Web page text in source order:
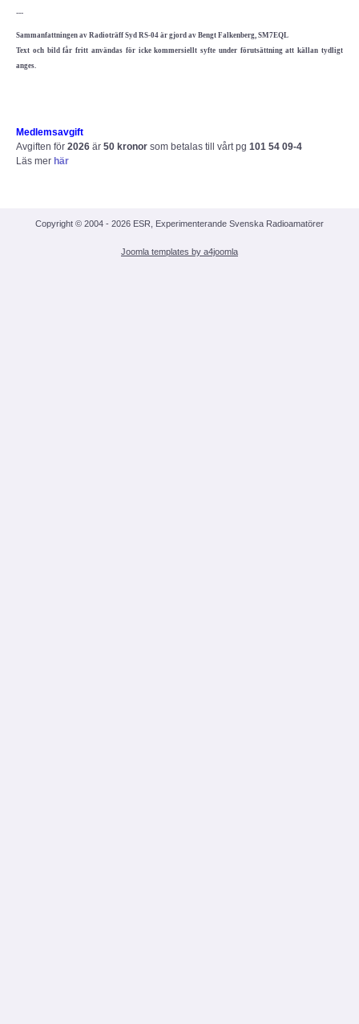
GDPR
TEKNIK
Digitalteknik
---
Sammanfattningen av Radioträff Syd RS-04 är gjord av Bengt Falkenberg, SM7EQL
Text och bild får fritt användas för icke kommersiellt syfte under förutsättning att källan tydligt
anges.
Medlemsavgift
Avgiften för 2026 är 50 kronor som betalas till vårt pg 101 54 09-4
Läs mer här
Copyright © 2004 - 2026 ESR, Experimenterande Svenska Radioamatörer
Joomla templates by a4joomla